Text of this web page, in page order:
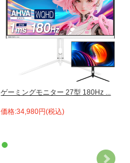
ゲーミングモニター 27型 180Hz ...
価格:34,980円(税込)